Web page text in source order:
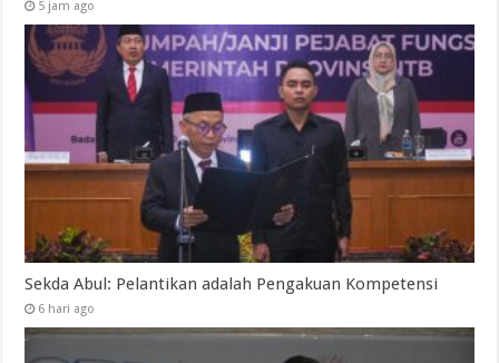
5 jam ago
Sekda Abul: Pelantikan adalah Pengakuan Kompetensi
6 hari ago